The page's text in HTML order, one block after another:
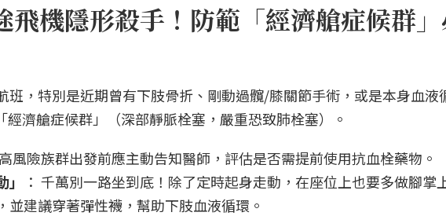
飛機隱形殺手！防範「經濟艙症候群
班，特別是近期曾有下肢骨折、剛動過髖/膝關節手術，或是本身血液
濟艙症候群」（深部靜脈栓塞，嚴重恐致肺栓塞）。
高風險族群出發前應主動告知醫師，評估是否需提前使用抗血栓藥物。
： 千萬別一路坐到底！除了定時起身走動，在座位上也要多做腳掌
並建議穿著彈性襪，幫助下肢血液循環。